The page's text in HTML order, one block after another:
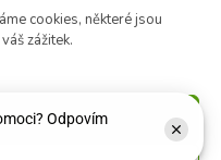
cookies, některé jsou
zážitek.